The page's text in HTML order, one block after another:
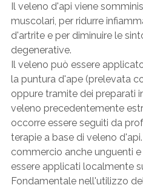
Il veleno d'api viene
muscolari, per ridurre
d'artrite e per diminuire le
degenerative.
Il veleno può essere
la puntura d'ape (prelevata
oppure tramite dei preparati
veleno precedentemente
occorre essere seguiti da
terapie a base di veleno
commercio anche unguenti
essere applicati localmente
Fondamentale nell'utilizzo